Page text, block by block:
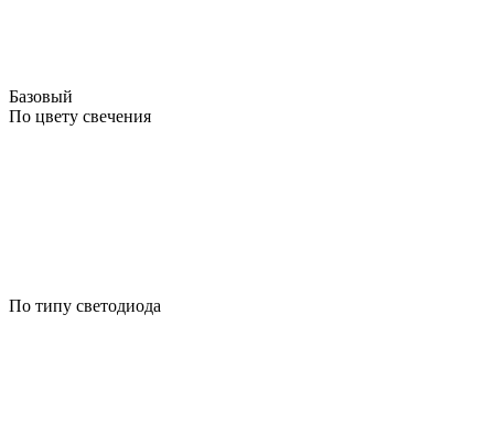
Базовый
По цвету свечения
По типу светодиода